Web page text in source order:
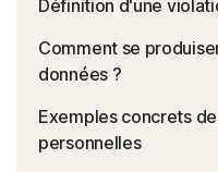
Définition d'une
Comment se
données ?
Exemples concrets
personnelles